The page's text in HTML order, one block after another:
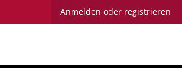
Anmelden oder registrieren